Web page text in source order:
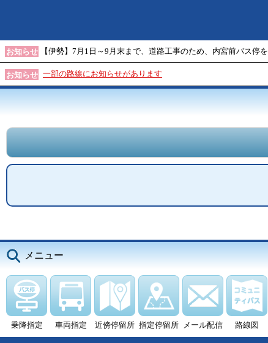
お知らせ 【伊勢】7月1日～9月末まで、道路工事のため、内宮前バス停を
お知らせ 一部の路線にお知らせがあります
メニュー
乗降指定 車両指定 近傍停留所 指定停留所 メール配信 路線図